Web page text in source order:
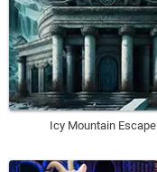
Icy Mountain Escape